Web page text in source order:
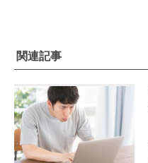
関連記事